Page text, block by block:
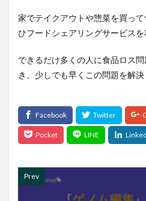
家でテイクアウトや惣菜を買っ
ひフードシェアリングサービスを
できるだけ多くの人に食品ロス
き、少しでも早くこの問題を解決
Prev